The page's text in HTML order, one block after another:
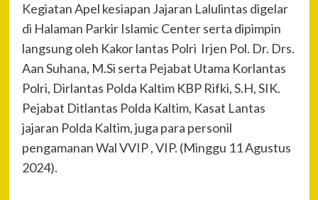
Kegiatan Apel kesiapan Jajaran Lalulintas digelar
di Halaman Parkir Islamic Center serta dipimpin
langsung oleh Kakor lantas Polri Irjen Pol. Dr. Drs.
Aan Suhana, M.Si serta Pejabat Utama Korlantas
Polri, Dirlantas Polda Kaltim KBP Rifki, S.H, SIK.
Pejabat Ditlantas Polda Kaltim, Kasat Lantas
jajaran Polda Kaltim, juga para personil
pengamanan Wal VVIP , VIP. (Minggu 11 Agustus
2024).